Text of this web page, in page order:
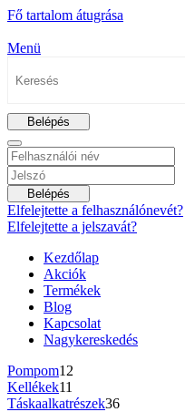
Fő tartalom átugrása
Menü
Belépés
Belépés
Elfelejtette a felhasználónevét?
Elfelejtette a jelszavát?
Kezdőlap
Akciók
Termékek
Blog
Kapcsolat
Nagykereskedés
Pompom12
Kellékek11
Táskaalkatrészek36